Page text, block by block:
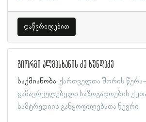
დაწვრილებით
გიორგი ალმასხანის ძე ხუნდაძე
საქმიანობა: ქართველთა შორის
გამავრცელებელი საზოგადოების
სამტრედიის განყოფილებათა წევრი